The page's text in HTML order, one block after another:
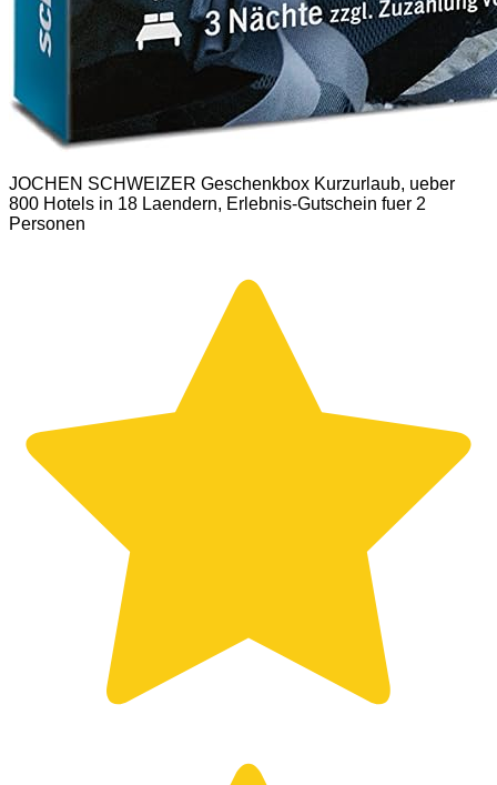
JOCHEN SCHWEIZER Geschenkbox Kurzurlaub, ueber
800 Hotels in 18 Laendern, Erlebnis-Gutschein fuer 2
Personen